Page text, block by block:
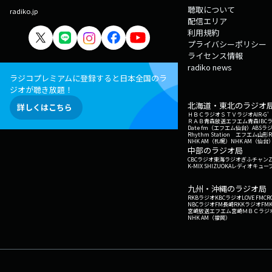
radiko.jp
ラジコプレミアムに登録すると日本全国のラ
ジオが聴き放題！
詳しくはこちら
聴取について
配信エリア
利用規約
プライバシーポリシー
ライセンス情報
radiko news
北海道・東北のラジオ
ＨＢＣラジオＳＴＶラジオAIR-G'
ＲＡＢ青森放送エフエム青森IBC
Date fm（エフエム仙台） ABSラ
Rhythm Station エフエム山形
NHK AM（札幌） NHK AM（仙台
中部のラジオ局
CBCラジオ東海ラジオぎふチャン
K-MIX SHIZUOKAレディオキュー
九州・沖縄のラジオ局
RKBラジオKBCラジオLOVE FM
NBCラジオFM長崎RKKラジオ
宮崎放送エフエム宮崎ＭＢＣラジ
NHK AM（福岡）